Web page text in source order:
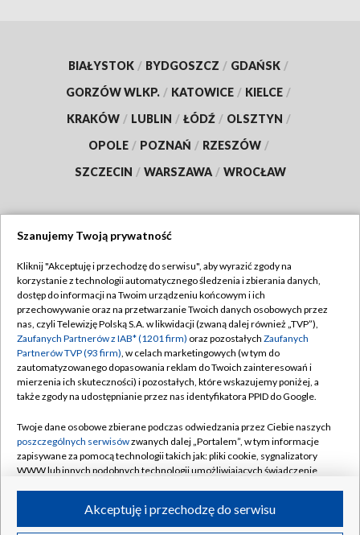
BIAŁYSTOK / BYDGOSZCZ / GDAŃSK /
GORZÓW WLKP. / KATOWICE / KIELCE /
KRAKÓW / LUBLIN / ŁÓDŹ / OLSZTYN /
OPOLE / POZNAŃ / RZESZÓW /
SZCZECIN / WARSZAWA / WROCŁAW
TVP
Abonament TVP
Emisja w TVP
Centrum informacji TVP
Naziemna Telewizja Cyfrowa
Rada Programowa
System NOS
Informacje o nadawcy
Program dla prasy
Regulamin TVP
Polityka prywatności
Moje zgody
Pomoc
Kontakt
Kanały
Szanujemy Twoją prywatność
Kliknij "Akceptuję i przechodzę do serwisu", aby wyrazić zgody na
korzystanie z technologii automatycznego śledzenia i zbierania danych,
dostęp do informacji na Twoim urządzeniu końcowym i ich
przechowywanie oraz na przetwarzanie Twoich danych osobowych przez
nas, czyli Telewizję Polską S.A. w likwidacji (zwaną dalej również „TVP”),
Zaufanych Partnerów z IAB* (1201 firm) oraz pozostałych Zaufanych
Partnerów TVP (93 firm), w celach marketingowych (w tym do
zautomatyzowanego dopasowania reklam do Twoich zainteresowań i
mierzenia ich skuteczności) i pozostałych, które wskazujemy poniżej, a
także zgody na udostępnianie przez nas identyfikatora PPID do Google.
Twoje dane osobowe zbierane podczas odwiedzania przez Ciebie naszych
poszczególnych serwisówzwanych dalej „Portalem”, w tym informacje
zapisywane za pomocą technologii takich jak: pliki cookie, sygnalizatory
WWW lub innych podobnych technologii umożliwiających świadczenie
ruchu w Internecie.Akceptuję i przechodzę do serwisu